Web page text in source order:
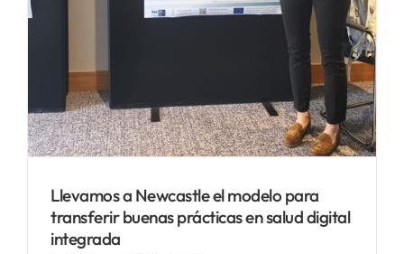
APOYO I+D+I
Llevamos a Newcastle el modelo para
transferir buenas prácticas en salud digital
integrada